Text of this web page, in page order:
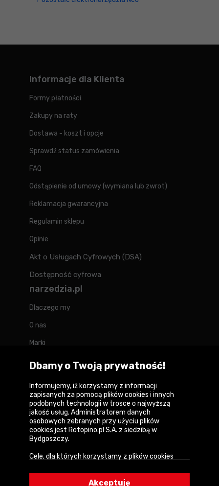
Informacje dla Klienta
Formy płatności
Zakupy na raty
Dostawa - koszt i opcje
Sprawdź status zamówienia
FAQ
Odstąpienie od umowy (wymiana lub zwrot)
Reklamacja gwarancyjna
Regulamin sklepu
Opinie
Akt o Usługach Cyfrowych (DSA)
Dostępność cyfrowa
narzedzia.pl
Dlaczego my
O nas
Marki
Kontakt
Forum
Copyright © 2026
Polityka prywatności i zasady korzystania z
Dbamy o Twoją prywatność!
Informujemy, iż korzystamy z informacji
zapisanych za pomocą plików cookies i innych
podobnych technologii w trosce o najwyższą
jakość usług. Administratorem danych
osobowych zebranych przy użyciu plików
cookies jest Rotopino.pl S.A. z siedzibą w
Bydgoszczy.
Cele, dla których korzystamy z plików cookies
Akceptuję